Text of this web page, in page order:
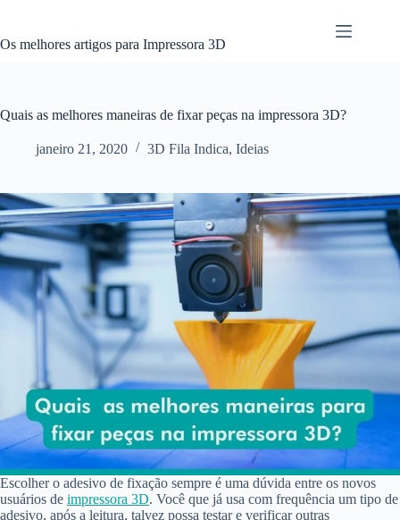
o
Os melhores artigos para Impressora 3D
Quais as melhores maneiras de fixar peças na impressora 3D?
janeiro 21, 2020 3D Fila Indica, Ideias
Escolher o adesivo de fixação sempre é uma dúvida entre os novos
usuários de impressora 3D. Você que já usa com frequência um tipo de
adesivo, após a leitura, talvez possa testar e verificar outras